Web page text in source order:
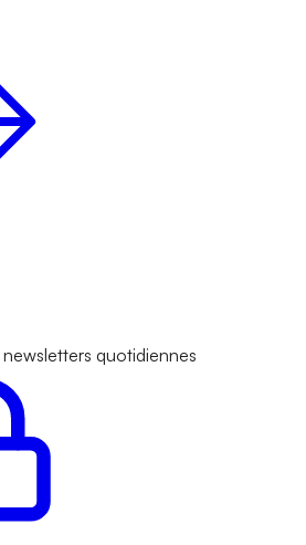
quotidiennes